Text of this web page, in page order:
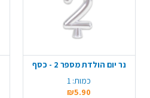
נר יום הולדת מספר 2 - כסף
כמות: 1
₪5.90